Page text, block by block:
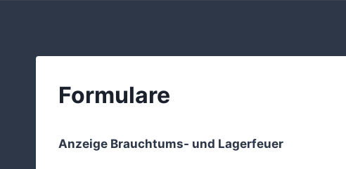
Formulare
Anzeige Brauchtums- und Lagerfeuer